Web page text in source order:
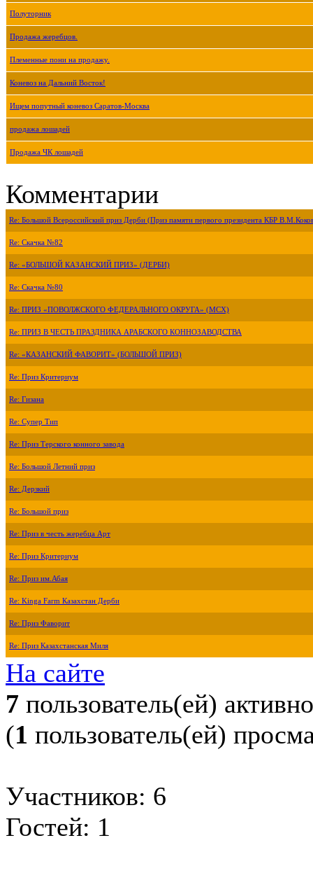
Полуторник
Продажа жеребцов.
Племенные пони на продажу.
Коневоз на Дальний Восток!
Ищем попутный коневоз Саратов-Москва
продажа лошадей
Продажа ЧК лошадей
Комментарии
Re: Большой Всероссийский приз Дерби (Приз памяти первого президента КБР
Re: Скачка №82
Re: «БОЛЬШОЙ КАЗАНСКИЙ ПРИЗ» (ДЕРБИ)
Re: Скачка №80
Re: ПРИЗ «ПОВОЛЖСКОГО ФЕДЕРАЛЬНОГО ОКРУГА» (МСХ)
Re: ПРИЗ В ЧЕСТЬ ПРАЗДНИКА АРАБСКОГО КОННОЗАВОДСТВА
Re: «КАЗАНСКИЙ ФАВОРИТ» (БОЛЬШОЙ ПРИЗ)
Re: Приз Критериум
Re: Гизана
Re: Супер Тип
Re: Приз Терского конного завода
Re: Большой Летний приз
Re: Дерзкий
Re: Большой приз
Re: Приз в честь жеребца Арт
Re: Приз Критериум
Re: Приз им.Абая
Re: Kinga Farm Казахстан Дерби
Re: Приз Фаворит
Re: Приз Казахстанская Миля
На сайте
7 пользователь(ей) активно
(1 пользователь(ей)
Участников: 6
Гостей: 1